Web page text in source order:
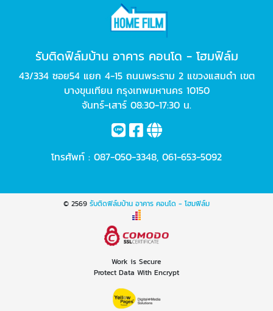
รับติดฟิล์มบ้าน อาคาร คอนโด - โฮมฟิล์ม
43/334 ซอย54 แยก 4-15 ถนนพระราม 2 แขวงแสมดำ เขต
บางขุนเทียน กรุงเทพมหานคร 10150
จันทร์-เสาร์ 08:30-17:30 น.
โทรศัพท์ : 087-050-3348, 061-653-5092
© 2569 รับติดฟิล์มบ้าน อาคาร คอนโด - โฮมฟิล์ม
Work is Secure
Protect Data With Encrypt